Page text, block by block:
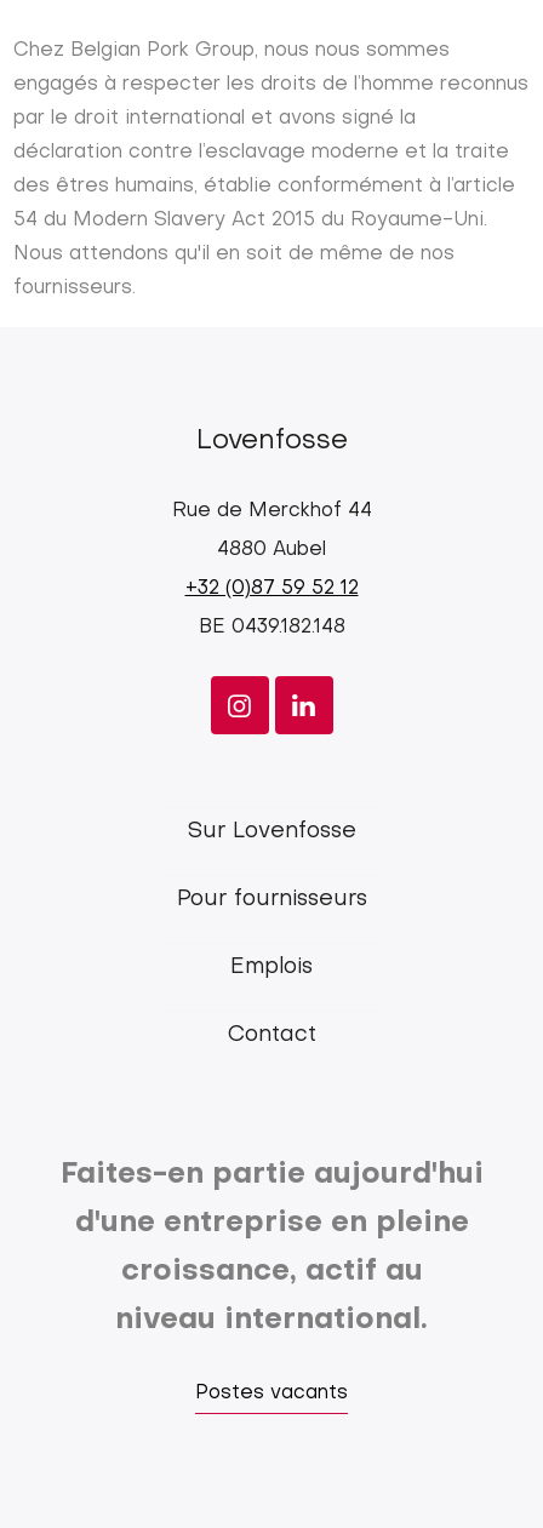
Chez Belgian Pork Group, nous nous sommes
engagés à respecter les droits de l’homme reconnus
par le droit international et avons signé la
déclaration contre l’esclavage moderne et la traite
des êtres humains, établie conformément à l’article
54 du Modern Slavery Act 2015 du Royaume-Uni.
Nous attendons qu'il en soit de même de nos
fournisseurs.
Lovenfosse
Rue de Merckhof 44
4880 Aubel
+32 (0)87 59 52 12
BE 0439.182.148
Lovenfosse
menu
Sur Lovenfosse
Pour fournisseurs
Emplois
Contact
Faites-en partie aujourd'hui
d'une entreprise en pleine
croissance, actif au
niveau international.
Postes vacants